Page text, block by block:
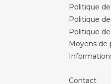
Politique
Politique
Politique
Moyens de
Contact